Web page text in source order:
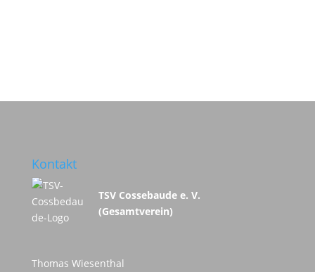
Kontakt
TSV Cossebaude e. V.
(Gesamtverein)
Thomas Wiesenthal